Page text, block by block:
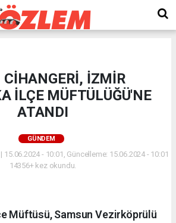
CİHANGERİ, İZMİR
İLÇE MÜFTÜLÜĞÜ'NE
ATANDI
GÜNDEM
- 10:01, Güncelleme: 15.06.2024 - 10:01
14356+ kez okundu.
Müftüsü, Samsun Vezirköprülü